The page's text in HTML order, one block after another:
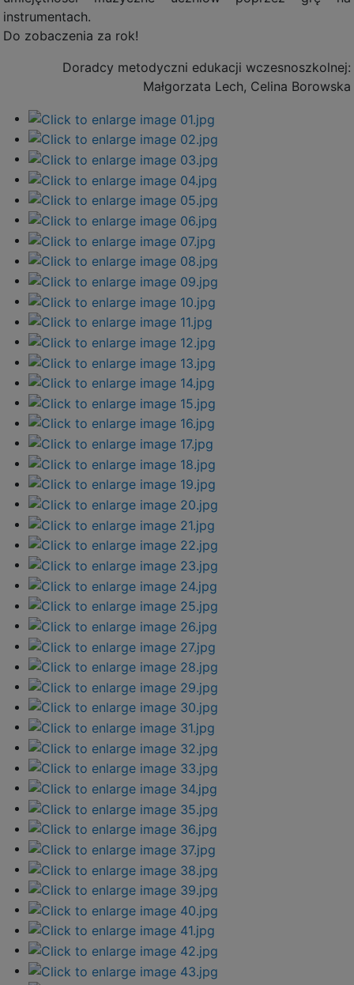
instrumentach.
Do zobaczenia za rok!
Doradcy metodyczni edukacji wczesnoszkolnej:
Małgorzata Lech, Celina Borowska